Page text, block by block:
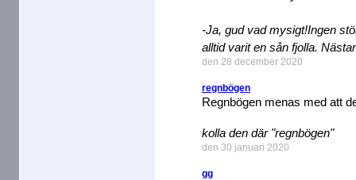
-Ja, gud vad mysigt!Ingen
alltid varit en sån fjolla.
den 28 december 2020
regnbögen
Regnbögen menas med att
kolla den där "regnbögen"
den 30 januari 2020
gg